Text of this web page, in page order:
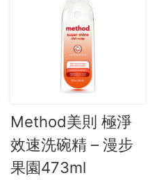
Method美則 極淨
效速洗碗精 – 漫步
果園473ml